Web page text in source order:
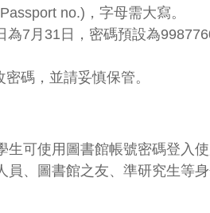
no.)，字母需大寫。
為7月31日，密碼預設為
碼，並請妥慎保管。
可使用圖書館帳號密碼登入
、圖書館之友、準研究生等